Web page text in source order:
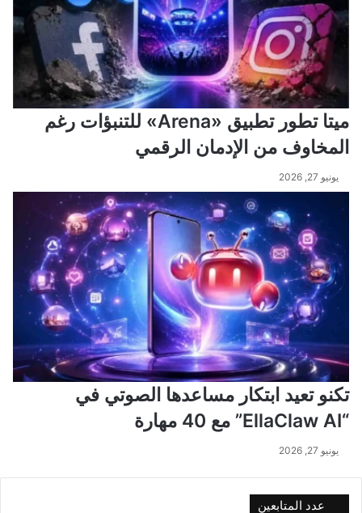
ميتا تطور تطبيق «Arena» للتنبؤات رغم
المخاوف من الإدمان الرقمي
يونيو 27, 2026
تكنو تعيد ابتكار مساعدها الصوتي في
“EllaClaw AI” مع 40 مهارة
يونيو 27, 2026
عدد المتابعين